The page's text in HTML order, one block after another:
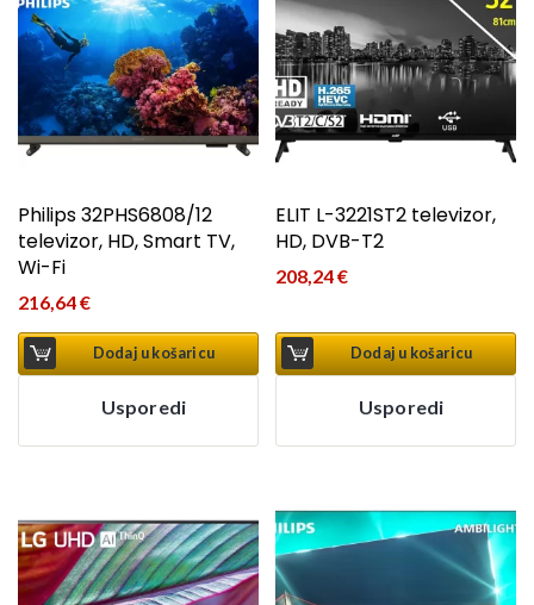
Philips 32PHS6808/12
televizor, HD, Smart TV,
Wi-Fi
216,64€
Dodaj u košaricu
Usporedi
ELIT L-3221ST2 televizor,
HD, DVB-T2
208,24€
Dodaj u košaricu
Usporedi